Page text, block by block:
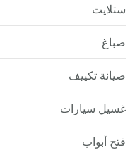
ستلايت
صباغ
صيانة تكييف
غسيل سيارات
فتح أبواب